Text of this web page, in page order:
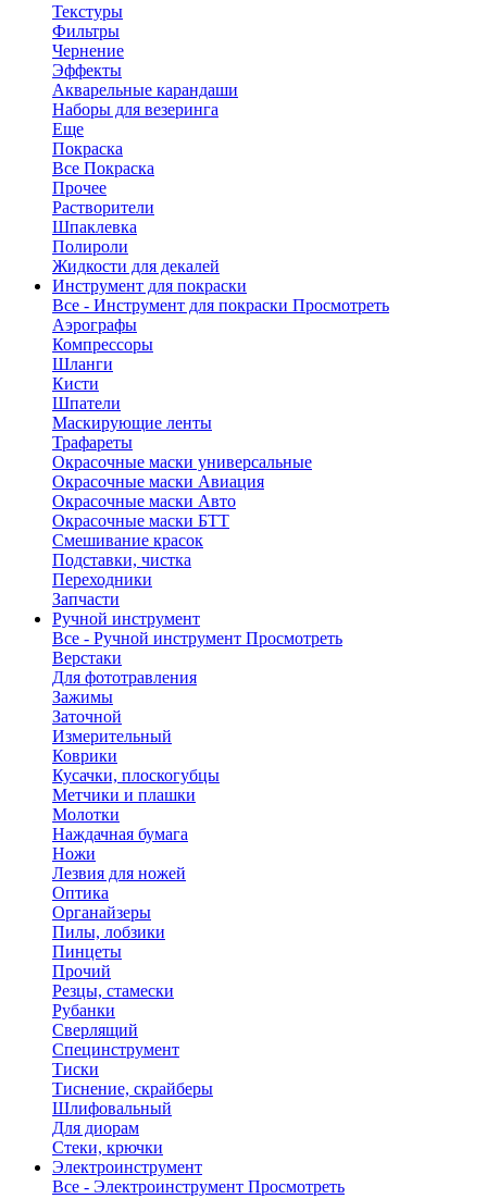
Текстуры
Фильтры
Чернение
Эффекты
Акварельные карандаши
Наборы для везеринга
Еще
Покраска
Все Покраска
Прочее
Растворители
Шпаклевка
Полироли
Жидкости для декалей
Инструмент для покраски
Все - Инструмент для покраски Просмотреть
Аэрографы
Компрессоры
Шланги
Кисти
Шпатели
Маскирующие ленты
Трафареты
Окрасочные маски универсальные
Окрасочные маски Авиация
Окрасочные маски Авто
Окрасочные маски БТТ
Смешивание красок
Подставки, чистка
Переходники
Запчасти
Ручной инструмент
Все - Ручной инструмент Просмотреть
Верстаки
Для фототравления
Зажимы
Заточной
Измерительный
Коврики
Кусачки, плоскогубцы
Метчики и плашки
Молотки
Наждачная бумага
Ножи
Лезвия для ножей
Оптика
Органайзеры
Пилы, лобзики
Пинцеты
Прочий
Резцы, стамески
Рубанки
Сверлящий
Специнструмент
Тиски
Тиснение, скрайберы
Шлифовальный
Для диорам
Стеки, крючки
Электроинструмент
Все - Электроинструмент Просмотреть